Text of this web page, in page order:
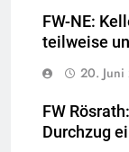
FW-NE:
teilweise
20.
FW
Durchzug